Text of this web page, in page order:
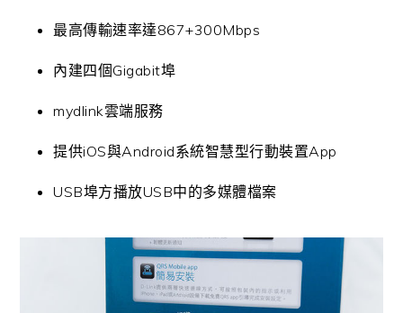
最高傳輸速率達867+300Mbps
內建四個Gigabit埠
mydlink雲端服務
提供iOS與Android系統智慧型行動裝置App
USB埠方播放USB中的多媒體檔案